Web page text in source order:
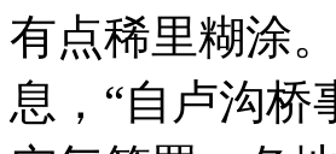
有点稀里糊涂
息，“自卢沟桥